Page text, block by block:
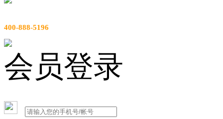
400-888-5196
会员登录